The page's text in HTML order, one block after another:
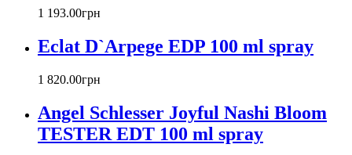
Cacharel
Canali
Carla Fracci
Carlos Moya
Caron
Cartier
Chanel
1 193.00грн
Eclat D`Arpege EDP 100 ml spray
1 820.00грн
Angel Schlesser Joyful Nashi Bloom
TESTER EDT 100 ml spray